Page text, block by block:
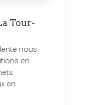
Tour-
nous
en
en